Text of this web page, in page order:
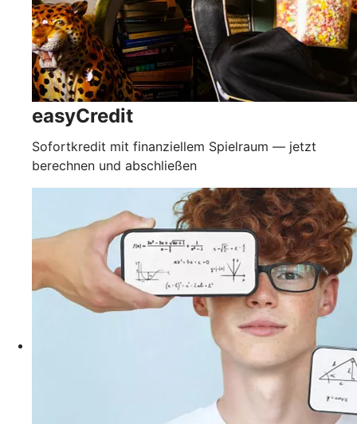
easyCredit
Sofortkredit mit finanziellem Spielraum — jetzt
berechnen und abschließen